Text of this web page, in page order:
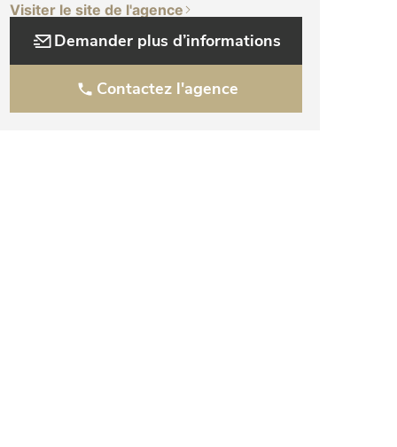
Visiter le site de l'agence
Demander plus d’informations
Contactez l'agence